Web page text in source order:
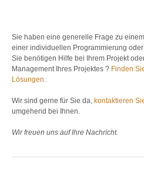
Sie haben eine generelle Frage zu
einer individuellen Programmierung
Sie benötigen Hilfe bei Ihrem Projekt
Management Ihres Projektes ? Finden
Lösungen.
Wir sind gerne für Sie da, kontaktieren
umgehend bei Ihnen.
Wir freuen uns auf Ihre Nachricht.